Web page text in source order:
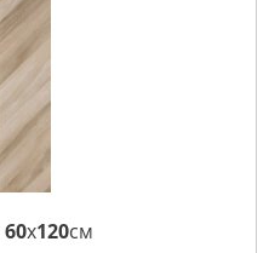
60x120см